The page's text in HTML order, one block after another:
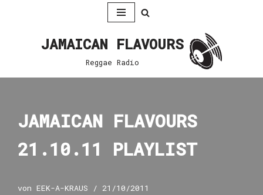
JAMAICAN FLAVOURS
Reggae Radio
JAMAICAN FLAVOURS
21.10.11 PLAYLIST
von EEK-A-KRAUS 21/10/2011